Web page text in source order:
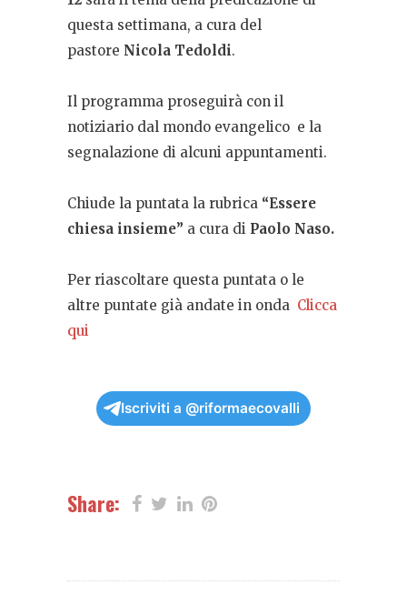
questa settimana, a cura del
pastore Nicola Tedoldi.
Il programma proseguirà con il
notiziario dal mondo evangelico e la
segnalazione di alcuni appuntamenti.
Chiude la puntata la rubrica “Essere
chiesa insieme” a cura di Paolo Naso.
Per riascoltare questa puntata o le
altre puntate già andate in onda Clicca
qui
Iscriviti a @riformaecovalli
Share: